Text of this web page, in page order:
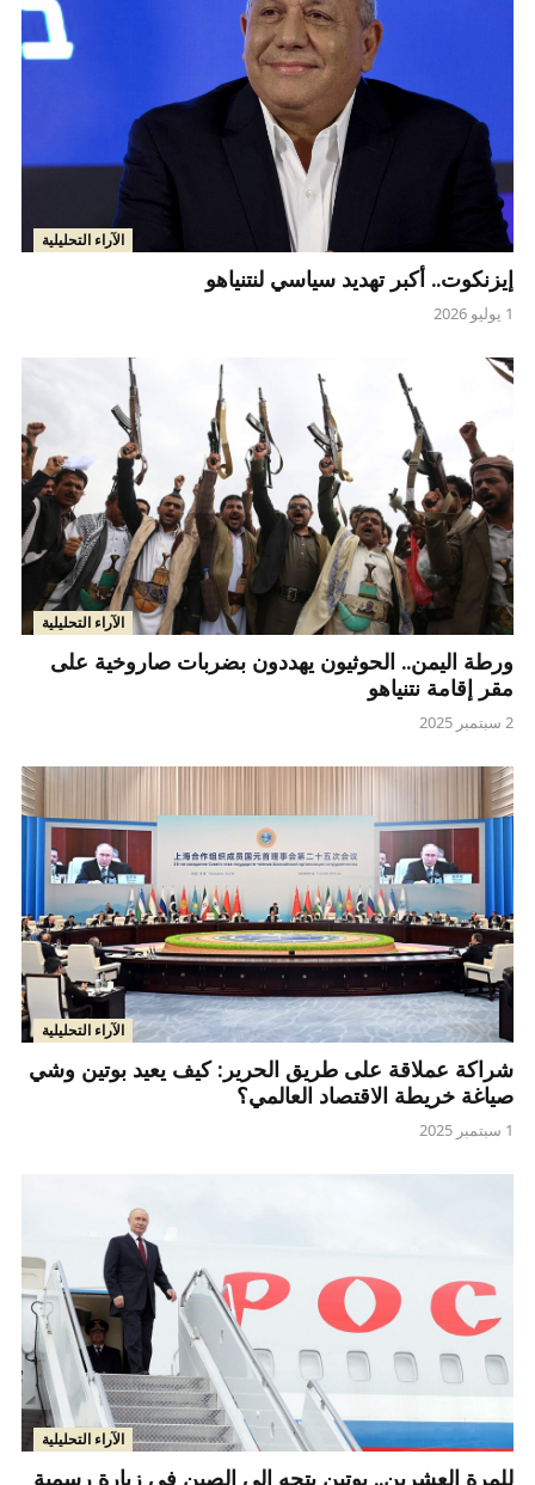
الآراء التحليلية
إيزنكوت.. أكبر تهديد سياسي لنتنياهو
1 يوليو 2026
الآراء التحليلية
ورطة اليمن.. الحوثيون يهددون بضربات صاروخية على
مقر إقامة نتنياهو
2 سبتمبر 2025
الآراء التحليلية
شراكة عملاقة على طريق الحرير: كيف يعيد بوتين وشي
صياغة خريطة الاقتصاد العالمي؟
1 سبتمبر 2025
الآراء التحليلية
للمرة العشرين.. بوتين يتجه إلى الصين في زيارة رسمية